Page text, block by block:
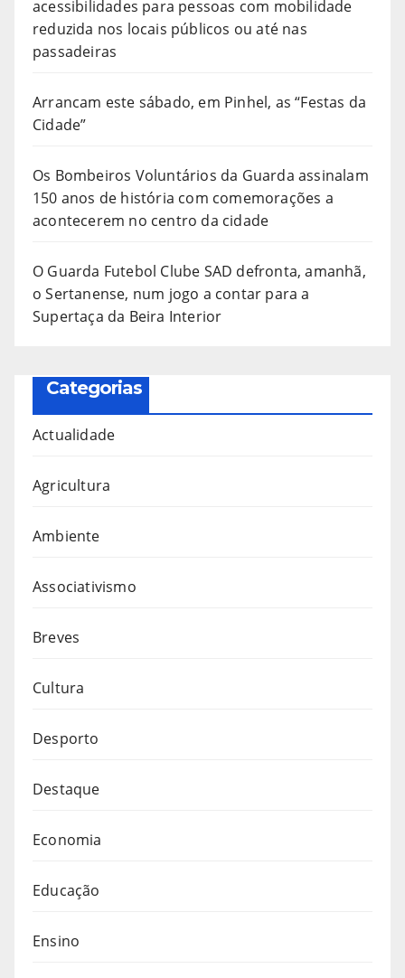
acessibilidades para pessoas com mobilidade
reduzida nos locais públicos ou até nas
passadeiras
Arrancam este sábado, em Pinhel, as “Festas da
Cidade”
Os Bombeiros Voluntários da Guarda assinalam
150 anos de história com comemorações a
acontecerem no centro da cidade
O Guarda Futebol Clube SAD defronta, amanhã,
o Sertanense, num jogo a contar para a
Supertaça da Beira Interior
Categorias
Actualidade
Agricultura
Ambiente
Associativismo
Breves
Cultura
Desporto
Destaque
Economia
Educação
Ensino